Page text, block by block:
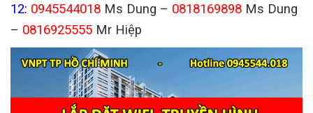
12: 0945544018 Ms Dung – 0818169898 Ms Dung
– 0816925555 Mr Hiệp